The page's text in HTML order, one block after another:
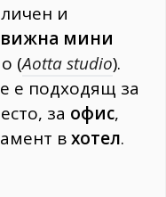
и
мини
(Aotta studio).
е подходящ за
за офис,
вхотел.